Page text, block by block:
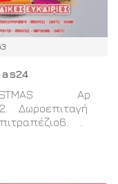
Αρ
Δωροεπιταγή
..